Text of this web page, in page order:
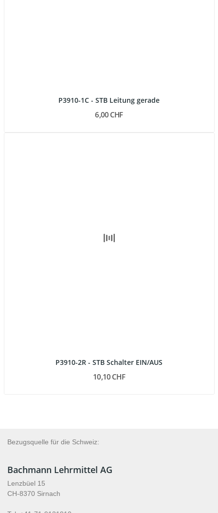
P3910-1C - STB Leitung gerade
6,00 CHF
P3910-2R - STB Schalter EIN/AUS
10,10 CHF
Bezugsquelle für die Schweiz:
Bachmann Lehrmittel AG
Lenzbüel 15
CH-8370 Sirnach